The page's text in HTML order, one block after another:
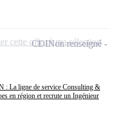
La ligne de service Consulting &
en région et recrute un Ingénieur
CDINon renseigné
cette offre à ma sélection